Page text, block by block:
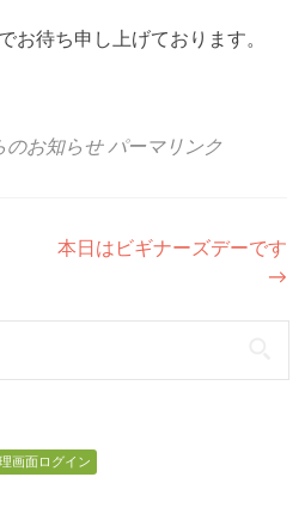
待ち申し上げております。
のお知らせ パーマリンク
本日はビギナーズデーです
→
画面ログイン